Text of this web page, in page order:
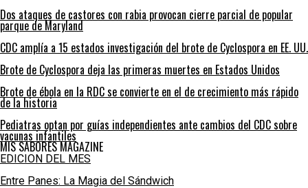
Dos ataques de castores con rabia provocan cierre parcial de popular
parque de Maryland
CDC amplía a 15 estados investigación del brote de Cyclospora en EE. UU.
Brote de Cyclospora deja las primeras muertes en Estados Unidos
Brote de ébola en la RDC se convierte en el de crecimiento más rápido
de la historia
Pediatras optan por guías independientes ante cambios del CDC sobre
vacunas infantiles
MIS SABORES MAGAZINE
EDICION DEL MES
Entre Panes: La Magia del Sándwich